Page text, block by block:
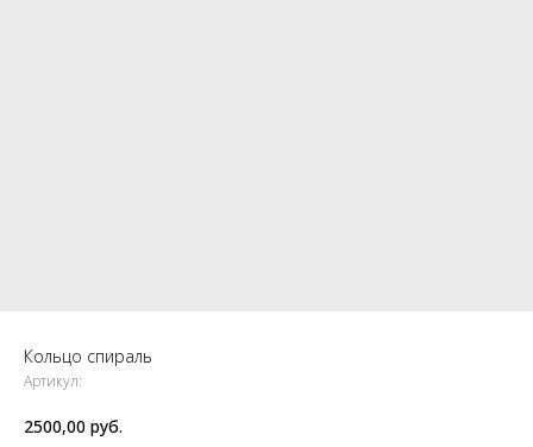
Кольцо спираль
Артикул:
2500,00 руб.